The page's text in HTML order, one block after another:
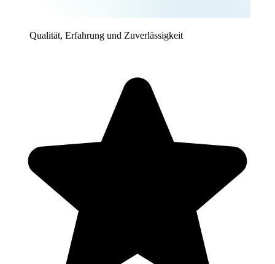
Qualität, Erfahrung und Zuverlässigkeit